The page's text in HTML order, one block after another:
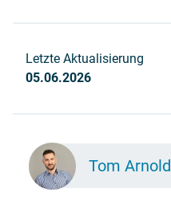
Letzte Aktualisierung
05.06.2026
Tom Arnold